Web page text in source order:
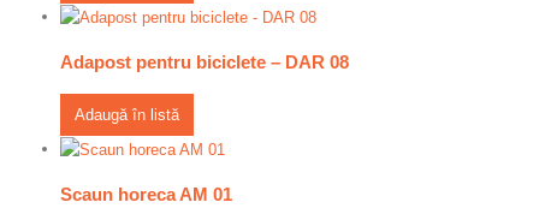
Adapost pentru biciclete – DAR 08
Adaugă în listă
Scaun horeca AM 01